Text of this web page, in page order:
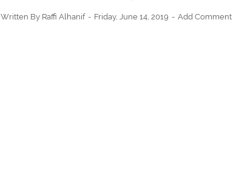
Written By Raffi Alhanif Friday, June 14, 2019 Add Comment